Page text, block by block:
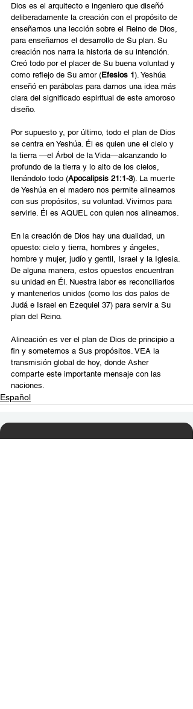
Dios es el arquitecto e ingeniero que diseñó
deliberadamente la creación con el propósito de
enseñarnos una lección sobre el Reino de Dios,
para enseñarnos el desarrollo de Su plan. Su
creación nos narra la historia de su intención.
Creó todo por el placer de Su buena voluntad y
como reflejo de Su amor (Efesios 1). Yeshúa
enseñó en parábolas para darnos una idea más
clara del significado espiritual de este amoroso
diseño.
Por supuesto y, por último, todo el plan de Dios
se centra en Yeshúa. Él es quien une el cielo y
la tierra —el Árbol de la Vida—alcanzando lo
profundo de la tierra y lo alto de los cielos,
llenándolo todo (Apocalipsis 21:1-3). La muerte
de Yeshúa en el madero nos permite alinearnos
con sus propósitos, su voluntad. Vivimos para
servirle. Él es AQUEL con quien nos alineamos.
En la creación de Dios hay una dualidad, un
opuesto: cielo y tierra, hombres y ángeles,
hombre y mujer, judío y gentil, Israel y la Iglesia.
De alguna manera, estos opuestos encuentran
su unidad en Él. Nuestra labor es reconciliarlos
y mantenerlos unidos (como los dos palos de
Judá e Israel en Ezequiel 37) para servir a Su
plan del Reino.
Alineación es ver el plan de Dios de principio a
fin y someternos a Sus propósitos. VEA la
transmisión global de hoy, donde Asher
comparte este importante mensaje con las
naciones.
Español